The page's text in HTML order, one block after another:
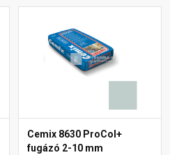
Cemix 8630 ProCol+
fugázó 2-10 mm